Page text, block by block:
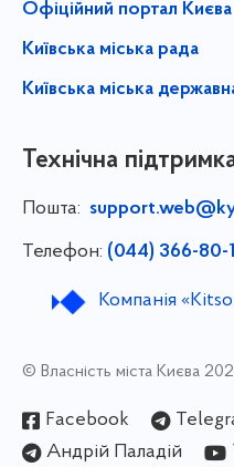
Офіційний портал Києва
Київська міська рада
Київська міська
Технічна
Пошта:
Телефон: (044) 366-80-
Компанія
© Власність міста Києва
Facebook
Андрій Паладій